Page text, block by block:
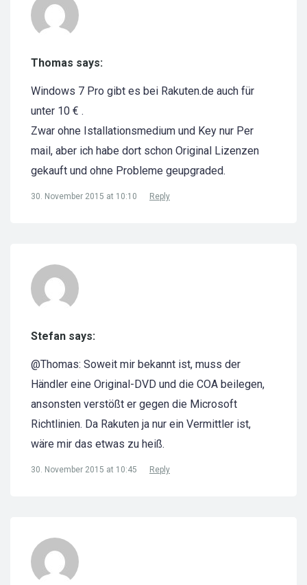
Thomas says:
Windows 7 Pro gibt es bei Rakuten.de auch für
unter 10 € .
Zwar ohne Istallationsmedium und Key nur Per
mail, aber ich habe dort schon Original Lizenzen
gekauft und ohne Probleme geupgraded.
30. November 2015 at 10:10 Reply
Stefan says:
@Thomas: Soweit mir bekannt ist, muss der
Händler eine Original-DVD und die COA beilegen,
ansonsten verstößt er gegen die Microsoft
Richtlinien. Da Rakuten ja nur ein Vermittler ist,
wäre mir das etwas zu heiß.
30. November 2015 at 10:45 Reply